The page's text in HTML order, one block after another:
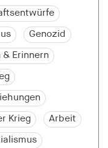
Genozid
& Erinnern
Krieg Arbeit
richtig